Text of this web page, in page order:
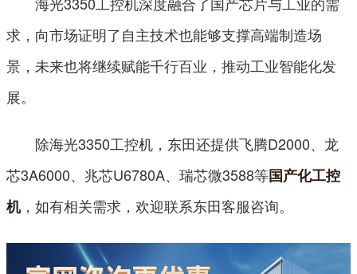
求，向市场证明了自主技术也能够支撑高端制造场
景，未来也将继续赋能千行百业，推动工业智能化发
展。
除海光3350工控机，东田还提供飞腾D2000、龙
芯3A6000、兆芯U6780A、瑞芯微3588等国产化工控
机，如有相关需求，欢迎联系东田客服咨询。